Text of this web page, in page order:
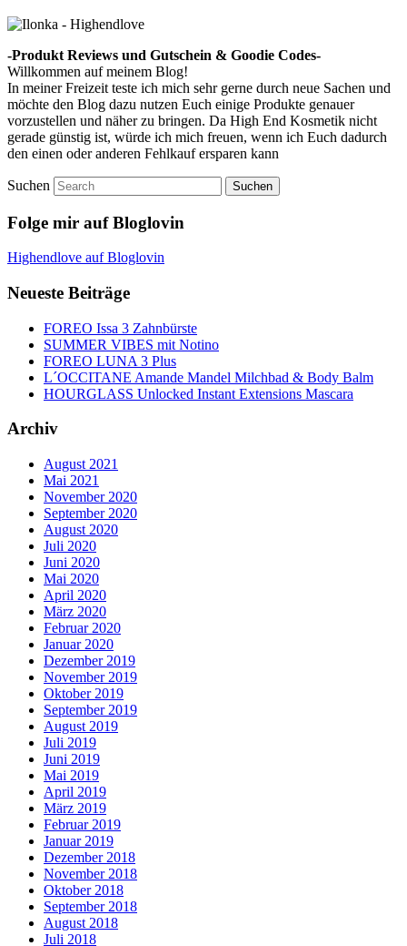
-Produkt Reviews und Gutschein & Goodie Codes-
Willkommen auf meinem Blog!
In meiner Freizeit teste ich mich sehr gerne durch neue Sachen und
möchte den Blog dazu nutzen Euch einige Produkte genauer
vorzustellen und näher zu bringen. Da High End Kosmetik nicht
gerade günstig ist, würde ich mich freuen, wenn ich Euch dadurch
den einen oder anderen Fehlkauf ersparen kann
Suchen
Folge mir auf Bloglovin
Highendlove auf Bloglovin
Neueste Beiträge
FOREO Issa 3 Zahnbürste
SUMMER VIBES mit Notino
FOREO LUNA 3 Plus
L´OCCITANE Amande Mandel Milchbad & Body Balm
HOURGLASS Unlocked Instant Extensions Mascara
Archiv
August 2021
Mai 2021
November 2020
September 2020
August 2020
Juli 2020
Juni 2020
Mai 2020
April 2020
März 2020
Februar 2020
Januar 2020
Dezember 2019
November 2019
Oktober 2019
September 2019
August 2019
Juli 2019
Juni 2019
Mai 2019
April 2019
März 2019
Februar 2019
Januar 2019
Dezember 2018
November 2018
Oktober 2018
September 2018
August 2018
Juli 2018